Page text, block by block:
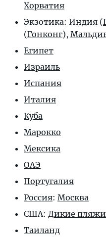
Хорватия
Экзотика: Индия (
(Гонконг),
Египет
Израиль
Испания
Италия
Куба
Марокко
Мексика
ОАЭ
Португалия
Россия: Москва
США: Дикие
Таиланд